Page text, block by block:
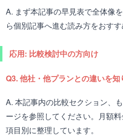
A. まず本記事の早見表で全体像
ら個別記事へ進む読み方をおすす
応用: 比較検討中の方向け
Q3. 他社・他プランとの違いを知
A. 本記事内の比較セクション、
ージを参照してください。月額
項目別に整理しています。